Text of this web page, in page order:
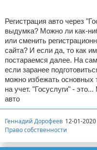
Регистрация авто через
выдумка? Можно ли как-
или сменить
сайта? И если да, то как
постараемся далее. На
если заранее
можно избежать основных
на учет. "Госуслуги" -
авто
Геннадий Дорофеев 12-01-
Право собственности